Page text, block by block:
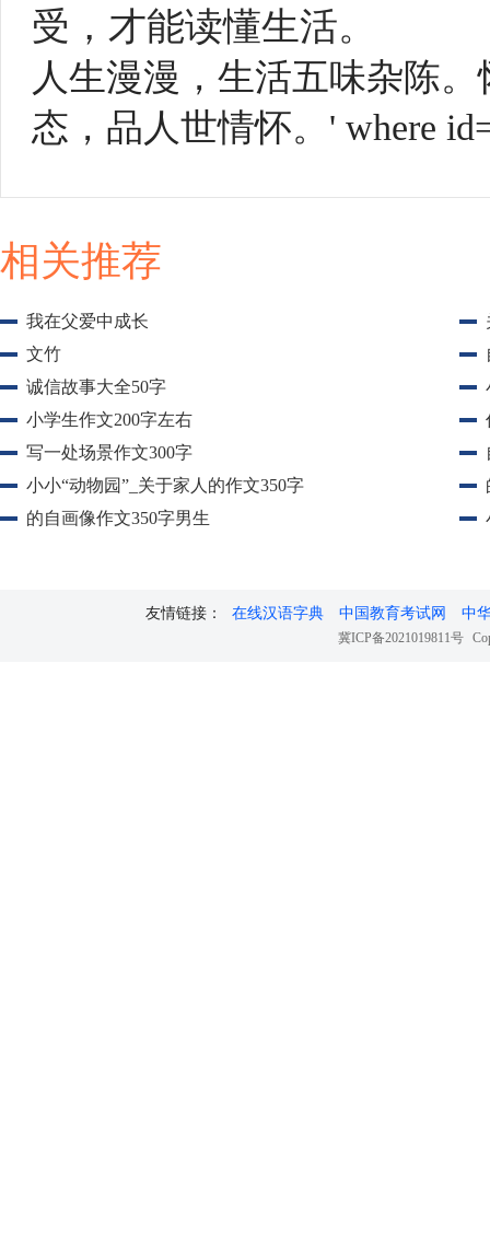
受，才能读懂生活。
人生漫漫，生活五味杂陈
态，品人世情怀。' where
相关推荐
我在父爱中成长
文竹
诚信故事大全50字
小学生作文200字左右
写一处场景作文300字
小小“动物园”_关于家人的作文350字
的自画像作文350字男生
友情链接： 在线汉语字典 中国教育考试网 中
冀ICP备2021019811号